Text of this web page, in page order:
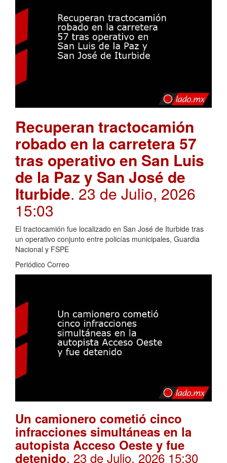
Recuperan tractocamión
robado en la carretera 57
tras operativo en San Luis
de la Paz y San José de
Iturbide. 23 de Julio, 2026
15:03
El tractocamión fue localizado en San José de Iturbide tras
un operativo conjunto entre policías municipales, Guardia
Nacional y FSPE
Periódico Correo
Un camionero cometió cinco
infracciones simultáneas en la
autopista Acceso Oeste y fue
detenido. 23 de Julio, 2026 15:30